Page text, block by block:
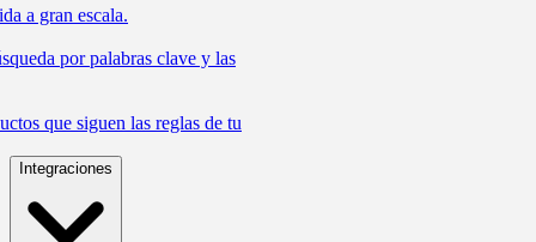
a gran escala.
por palabras clave y las
que siguen las reglas de tu
Integraciones